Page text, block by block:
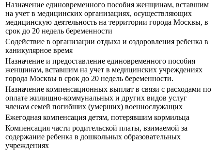
Назначение единовременного пособия женщинам, вставшим
на учет в медицинских организациях, осуществляющих
медицинскую деятельность на территории города Москвы, в
срок до 20 недель беременности
Содействие в организации отдыха и оздоровления ребенка в
каникулярное время
Назначение и предоставление единовременного пособия
женщинам, вставшим на учет в медицинских учреждениях
города Москвы в срок до 20 недель беременности.
Назначение компенсационных выплат в связи с расходами по
оплате жилищно-коммунальных и других видов услуг
членам семей погибших (умерших) военнослужащих
Ежегодная компенсация детям, потерявшим кормильца
Компенсация части родительской платы, взимаемой за
содержание ребенка в дошкольных образовательных
учреждениях